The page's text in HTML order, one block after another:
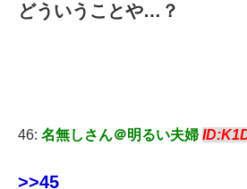
どういうことや…？
46: 名無しさん＠明るい夫婦
>>45